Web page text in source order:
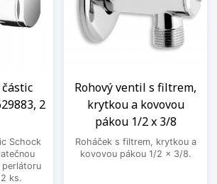
2
Schock
perlátoru
ks.
Rohový ventil s filtrem,
krytkou a kovovou
pákou 1/2 x 3/8
Roháček s filtrem, krytkou a
kovovou pákou 1/2 x 3/8.